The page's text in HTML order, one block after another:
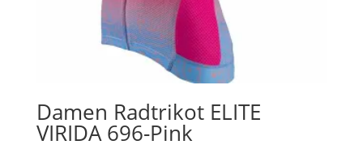
Damen Radtrikot ELITE
VIRIDA 696-Pink